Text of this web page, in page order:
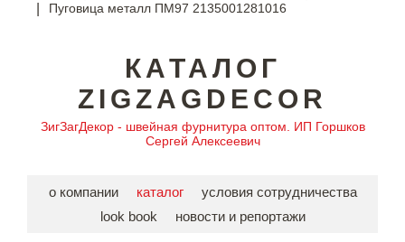
Пуговица металл ПМ97 2135001281016
КАТАЛОГ
ZIGZAGDECOR
ЗигЗагДекор - швейная фурнитура оптом. ИП Горшков
Сергей Алексеевич
о компании каталог
условия сотрудничества
look book
новости и репортажи